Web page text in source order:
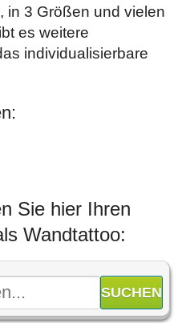
in 3 Größen und vielen
es weitere
individualisierbare
Sie hier Ihren
Wandtattoo: